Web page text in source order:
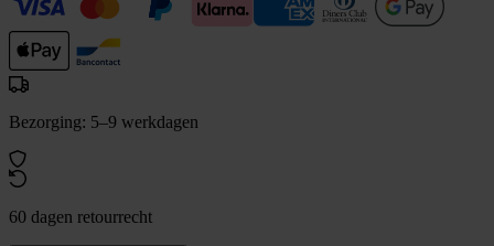
Bezorging: 5–9 werkdagen
60 dagen retourrecht